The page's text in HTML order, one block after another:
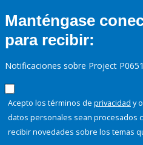
Manténgase
para recibir:
Notificaciones sobre Project
Acepto los términos de privacidad y
datos personales sean procesados
recibir novedades sobre los temas